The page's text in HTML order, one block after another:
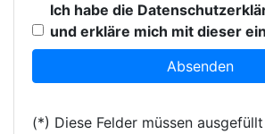
Ich habe die
und erkläre mich mit dieser
(*) Diese Felder müssen